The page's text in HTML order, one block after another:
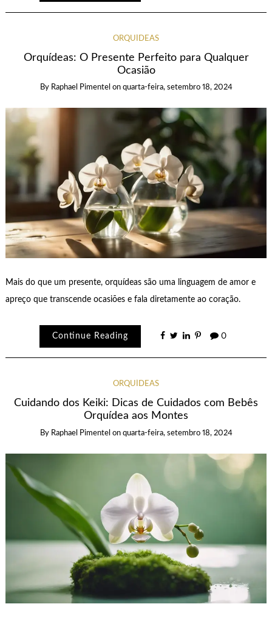
ORQUÍDEAS
Orquídeas: O Presente Perfeito para Qualquer
Ocasião
By Raphael Pimentel on quarta-feira, setembro 18, 2024
Mais do que um presente, orquídeas são uma linguagem de amor e
apreço que transcende ocasiões e fala diretamente ao coração.
Continue Reading 0
ORQUÍDEAS
Cuidando dos Keiki: Dicas de Cuidados com Bebês
Orquídea aos Montes
By Raphael Pimentel on quarta-feira, setembro 18, 2024